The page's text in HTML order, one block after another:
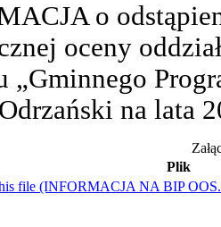
o
oceny
„Gminnego
na lata
Plik